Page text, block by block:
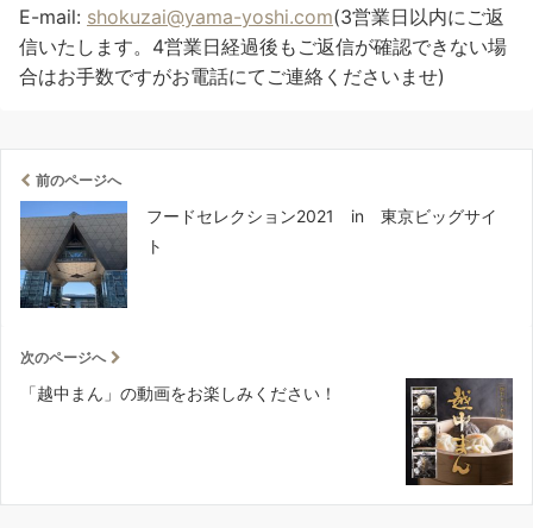
E-mail: shokuzai@yama-yoshi.com(3営業日以内にご返
信いたします。4営業日経過後もご返信が確認できない場
合はお手数ですがお電話にてご連絡くださいませ)
前のページへ
フードセレクション2021 in 東京ビッグサイ
ト
次のページへ
「越中まん」の動画をお楽しみください！